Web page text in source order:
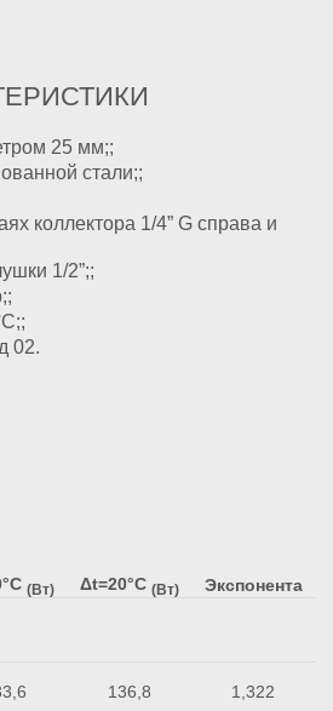
25 мм;;
стали;;
коллектора 1/4” G справа и
1/2”;;
02.
(Вт) Δt=20°C (Вт) Экспонента
136,8 1,322